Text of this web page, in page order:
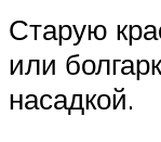
Старую
или
насадкой.